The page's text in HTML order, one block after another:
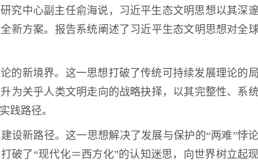
究中心副主任俞海说，习近平生态文明思想以其深
新方案。报告系统阐述了习近平生态文明思想对全
的新境界。这一思想打破了传统可持续发展理论的
为关乎人类文明走向的战略抉择，以其完整性、系
践路径。
设新路径。这一思想解决了发展与保护的“两难”悖
破了“现代化＝西方化”的认知迷思，向世界树立起